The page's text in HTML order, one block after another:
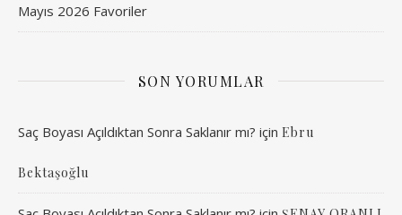
Mayıs 2026 Favoriler
SON YORUMLAR
Saç Boyası Açıldıktan Sonra Saklanır mı? için Ebru
Bektaşoğlu